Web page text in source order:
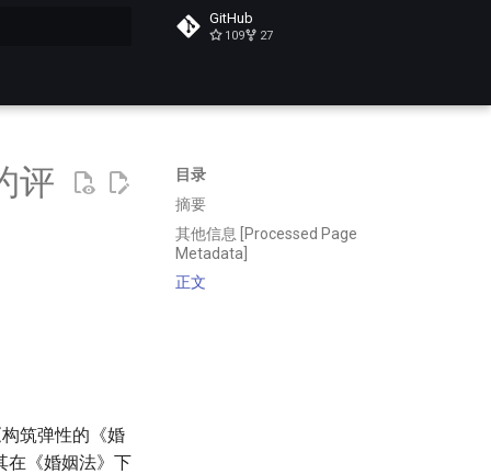
GitHub
109 27
目录
摘要
其他信息 [Processed Page
Metadata]
正文
评
筑弹性的《婚
在《婚姻法》下